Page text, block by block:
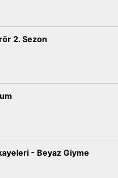
2. Sezon
- Beyaz Giyme